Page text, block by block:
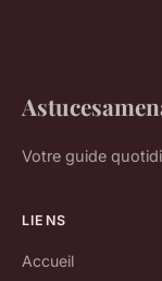
Votre guide
LIENS
Accueil